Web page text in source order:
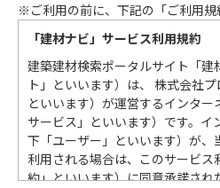
※ご利用の前に、下記の「ご利用規
「建材ナビ」サービス利用規約
建築建材検索ポータルサイト「建
ト」といいます）は、 株式会社
といいます）が運営するインタ
サービス」といいます）です。イ
下「ユーザー」といいます）が、
利用される場合は、このサービ
約」といいます）に同意承諾さ